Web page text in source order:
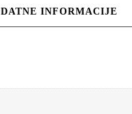
INFORMACIJE